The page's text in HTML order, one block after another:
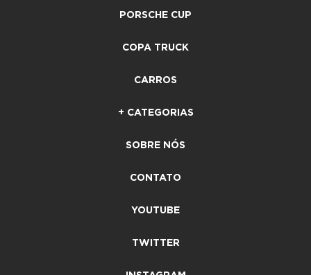
PORSCHE CUP
COPA TRUCK
CARROS
+ CATEGORIAS
SOBRE NÓS
CONTATO
YOUTUBE
TWITTER